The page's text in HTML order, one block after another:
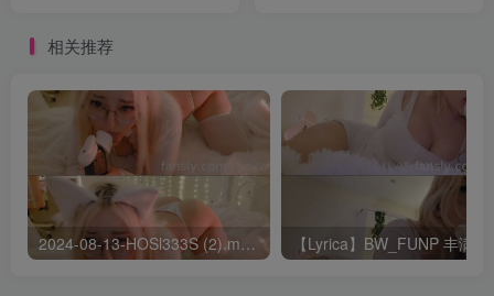
相关推荐
2024-08-13-HOSl333S (2).mp4 – AList